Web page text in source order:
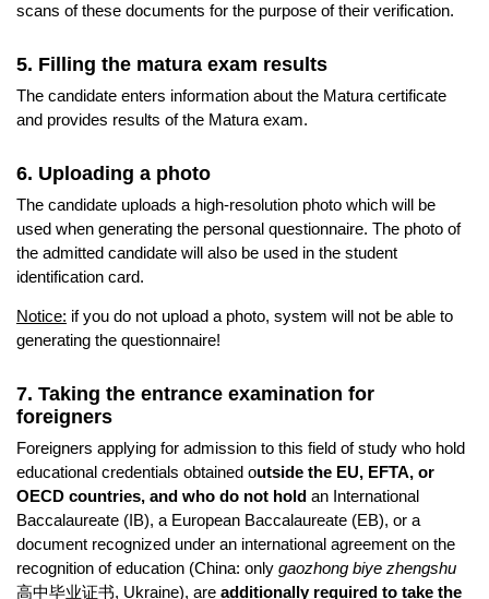
scans of these documents for the purpose of their verification.
5. Filling the matura exam results
The candidate enters information about the Matura certificate
and provides results of the Matura exam.
6. Uploading a photo
The candidate uploads a high-resolution photo which will be
used when generating the personal questionnaire. The photo of
the admitted candidate will also be used in the student
identification card.
Notice: if you do not upload a photo, system will not be able to
generating the questionnaire!
7. Taking the entrance examination for
foreigners
Foreigners applying for admission to this field of study who hold
educational credentials obtained outside the EU, EFTA, or
OECD countries, and who do not hold an International
Baccalaureate (IB), a European Baccalaureate (EB), or a
document recognized under an international agreement on the
recognition of education (China: only gaozhong biye zhengshu
高中毕业证书, Ukraine), are additionally required to take the